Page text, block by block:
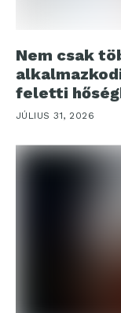
Nem csak
feletti
JÚLIUS 31, 2026